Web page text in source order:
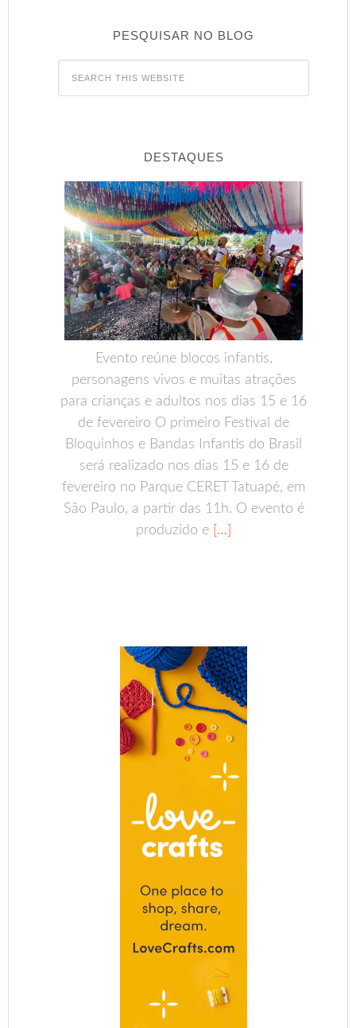
PESQUISAR NO BLOG
DESTAQUES
Evento reúne blocos infantis,
personagens vivos e muitas atrações
para crianças e adultos nos dias 15 e 16
de fevereiro O primeiro Festival de
Bloquinhos e Bandas Infantis do Brasil
será realizado nos dias 15 e 16 de
fevereiro no Parque CERET Tatuapé, em
São Paulo, a partir das 11h. O evento é
produzido e […]